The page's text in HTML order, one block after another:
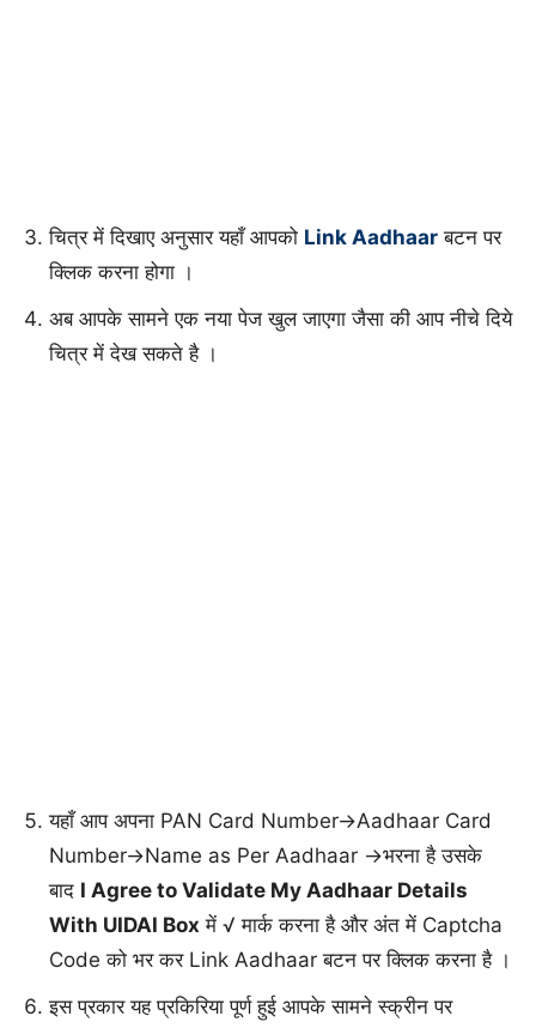
चित्र में दिखाए अनुसार यहाँ आपको Link Aadhaar बटन पर
क्लिक करना होगा ।
अब आपके सामने एक नया पेज खुल जाएगा जैसा की आप नीचे दिये
चित्र में देख सकते है ।
यहाँ आप अपना PAN Card Number→Aadhaar Card
Number→Name as Per Aadhaar →भरना है उसके
बाद I Agree to Validate My Aadhaar Details
With UIDAI Box में √ मार्क करना है और अंत में Captcha
Code को भर कर Link Aadhaar बटन पर क्लिक करना है ।
इस प्रकार यह प्रकिरिया पूर्ण हुई आपके सामने स्क्रीन पर